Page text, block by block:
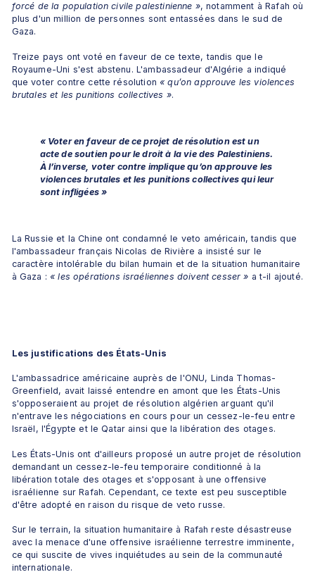
forcé de la population civile palestinienne », notamment à Rafah où
plus d'un million de personnes sont entassées dans le sud de
Gaza.
Treize pays ont voté en faveur de ce texte, tandis que le
Royaume-Uni s'est abstenu. L'ambassadeur d'Algérie a indiqué
que voter contre cette résolution « qu’on approuve les violences
brutales et les punitions collectives ».
« Voter en faveur de ce projet de résolution est un
acte de soutien pour le droit à la vie des Palestiniens.
À l’inverse, voter contre implique qu’on approuve les
violences brutales et les punitions collectives qui leur
sont infligées »
La Russie et la Chine ont condamné le veto américain, tandis que
l'ambassadeur français Nicolas de Rivière a insisté sur le
caractère intolérable du bilan humain et de la situation humanitaire
à Gaza : « les opérations israéliennes doivent cesser » a t-il ajouté.
Les justifications des États-Unis
L'ambassadrice américaine auprès de l'ONU, Linda Thomas-
Greenfield, avait laissé entendre en amont que les États-Unis
s'opposeraient au projet de résolution algérien arguant qu'il
n'entrave les négociations en cours pour un cessez-le-feu entre
Israël, l'Égypte et le Qatar ainsi que la libération des otages.
Les États-Unis ont d'ailleurs proposé un autre projet de résolution
demandant un cessez-le-feu temporaire conditionné à la
libération totale des otages et s'opposant à une offensive
israélienne sur Rafah. Cependant, ce texte est peu susceptible
d'être adopté en raison du risque de veto russe.
Sur le terrain, la situation humanitaire à Rafah reste désastreuse
avec la menace d'une offensive israélienne terrestre imminente,
ce qui suscite de vives inquiétudes au sein de la communauté
internationale.